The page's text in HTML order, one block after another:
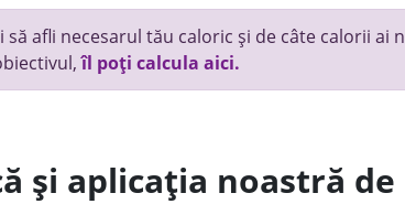
să afli necesarul tău caloric și de câte calorii ai
îl poți calcula aici.
și aplicația noastră